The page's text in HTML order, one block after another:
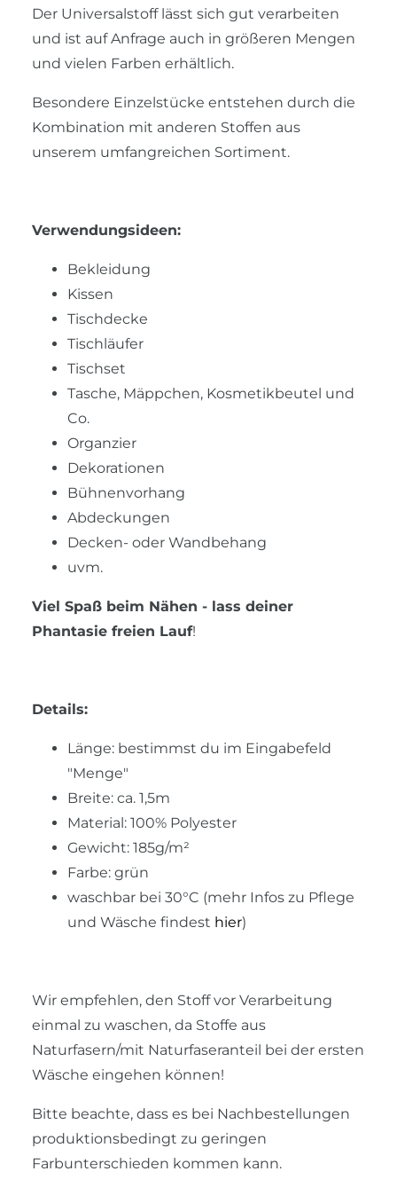
Der Universalstoff lässt sich gut verarbeiten
und ist auf Anfrage auch in größeren Mengen
und vielen Farben erhältlich.
Besondere Einzelstücke entstehen durch die
Kombination mit anderen Stoffen aus
unserem umfangreichen Sortiment.
Verwendungsideen:
Bekleidung
Kissen
Tischdecke
Tischläufer
Tischset
Tasche, Mäppchen, Kosmetikbeutel und
Co.
Organzier
Dekorationen
Bühnenvorhang
Abdeckungen
Decken- oder Wandbehang
uvm.
Viel Spaß beim Nähen - lass deiner
Phantasie freien Lauf!
Details:
Länge: bestimmst du im Eingabefeld
"Menge"
Breite: ca. 1,5m
Material: 100% Polyester
Gewicht: 185g/m²
Farbe: grün
waschbar bei 30°C (mehr Infos zu Pflege
und Wäsche findest hier)
Wir empfehlen, den Stoff vor Verarbeitung
einmal zu waschen, da Stoffe aus
Naturfasern/mit Naturfaseranteil bei der ersten
Wäsche eingehen können!
Bitte beachte, dass es bei Nachbestellungen
produktionsbedingt zu geringen
Farbunterschieden kommen kann.